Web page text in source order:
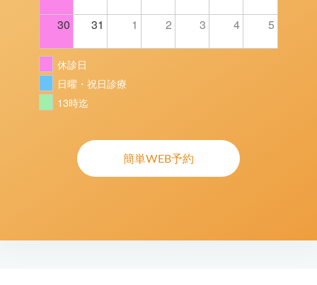
30 31 1 2 3 4 5
休診日
日曜・祝日診療
13時迄
簡単WEB予約